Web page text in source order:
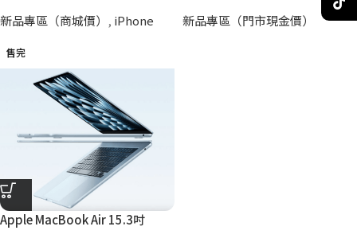
新品專區（商城價） , iPhone
新品專區（門市現金價）
售完
Apple MacBook Air 15.3吋